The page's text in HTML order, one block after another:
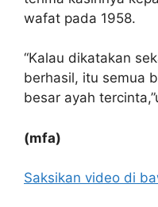
wafat pada 1958.
“Kalau dikatakan
berhasil, itu semua
besar ayah
(mfa)
Saksikan video di